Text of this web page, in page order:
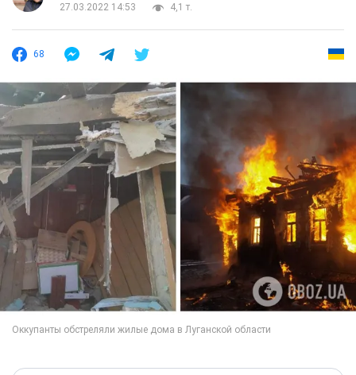
27.03.2022 14:53
4,1 т.
68